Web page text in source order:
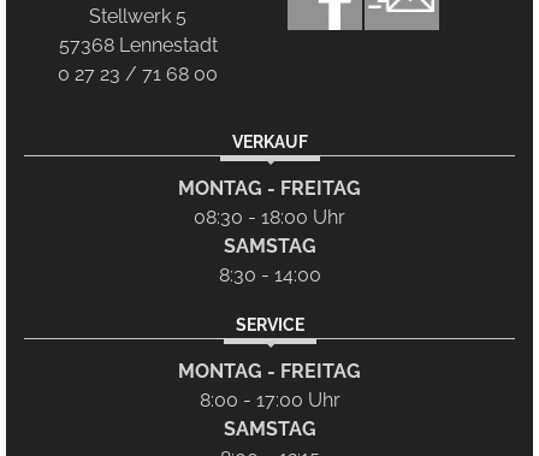
Stellwerk 5
57368 Lennestadt
0 27 23 / 71 68 00
VERKAUF
MONTAG - FREITAG
08:30 - 18:00 Uhr
SAMSTAG
8:30 - 14:00
SERVICE
MONTAG - FREITAG
8:00 - 17:00 Uhr
SAMSTAG